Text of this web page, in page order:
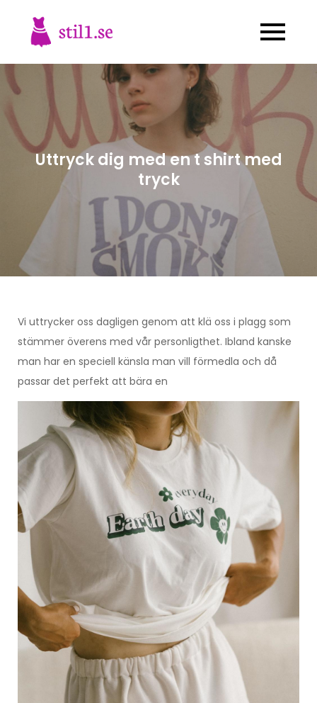
content
Allt du behöver veta om kläder!
Uttryck dig med en t shirt med
tryck
Vi uttrycker oss dagligen genom att klä oss i plagg som
stämmer överens med vår personligthet. Ibland kanske
man har en speciell känsla man vill förmedla och då
passar det perfekt att bära en